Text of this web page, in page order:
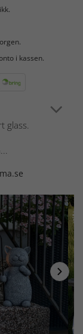
i kassen.
glass.